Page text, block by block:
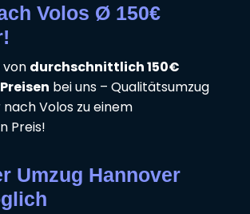
Volos Ø 150€
von durchschnittlich 150€
bei uns – Qualitätsumzug
Volos zu einem
Preis!
Umzug Hannover